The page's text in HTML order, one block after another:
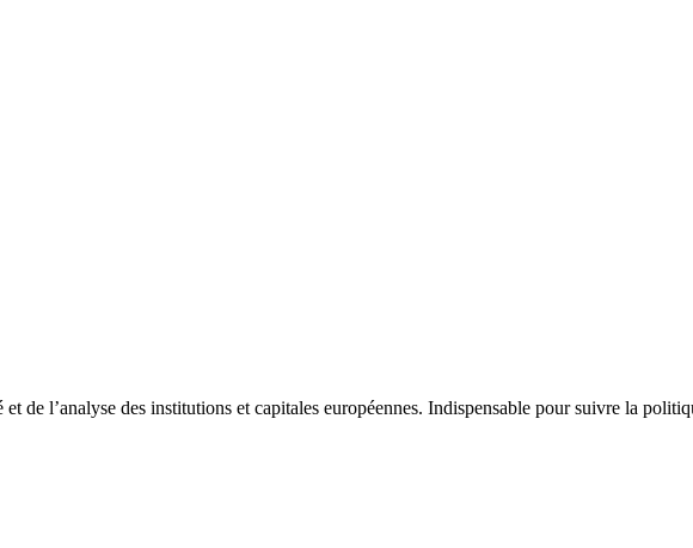
de l’analyse des institutions et capitales européennes. Indispensable pour suivre la